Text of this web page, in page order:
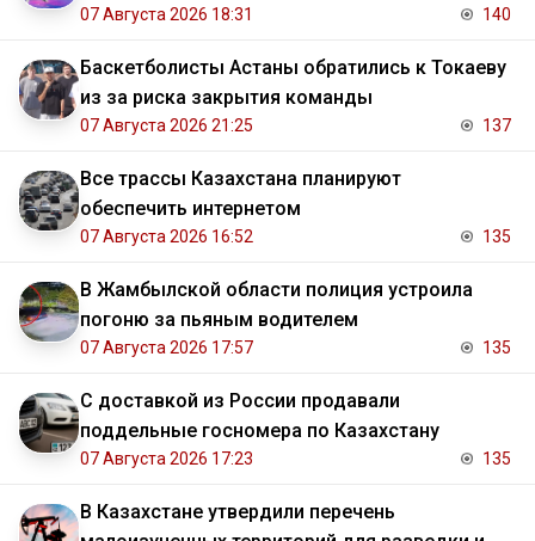
07 Августа 2026 18:31 140
Баскетболисты Астаны обратились к Токаеву
из за риска закрытия команды
07 Августа 2026 21:25 137
Все трассы Казахстана планируют
обеспечить интернетом
07 Августа 2026 16:52 135
В Жамбылской области полиция устроила
погоню за пьяным водителем
07 Августа 2026 17:57 135
С доставкой из России продавали
поддельные госномера по Казахстану
07 Августа 2026 17:23 135
В Казахстане утвердили перечень